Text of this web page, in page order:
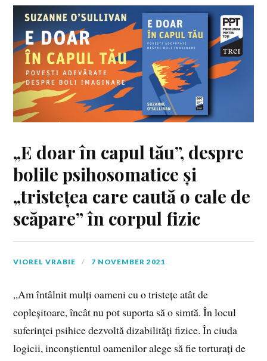
„E doar în capul tău”, despre
bolile psihosomatice și
„tristețea care caută o cale de
scăpare” în corpul fizic
VIOREL VRABIE 7 NOVEMBER 2021
„Am întâlnit mulți oameni cu o tristețe atât de
copleșitoare, încât nu pot suporta să o simtă. În locul
suferinței psihice dezvoltă dizabilități fizice. În ciuda
logicii, inconștientul oamenilor alege să fie torturați de